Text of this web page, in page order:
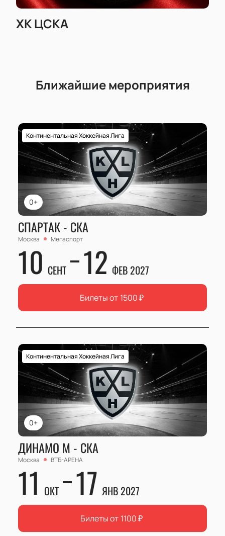
ХК ЦСКА
Ближайшие мероприятия
0+
Континентальная Хоккейная Лига
СПАРТАК - СКА
Москва Мегаспорт
10 СЕНТ 12 ФЕВ 2027
Билеты от 1500₽
0+
Континентальная Хоккейная Лига
ДИНАМО М - СКА
Москва ВТБ-АРЕНА
11 ОКТ 17 ЯНВ 2027
Билеты от 1100₽